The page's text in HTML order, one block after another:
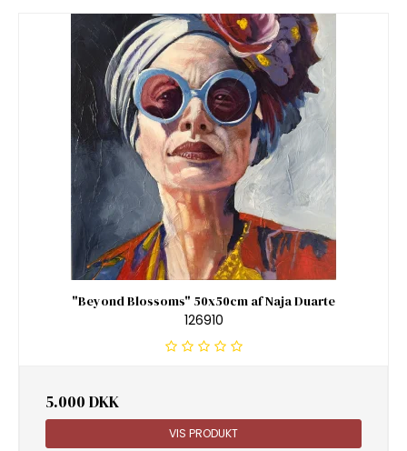
"Beyond Blossoms" 50x50cm af Naja Duarte
126910
5.000 DKK
VIS PRODUKT